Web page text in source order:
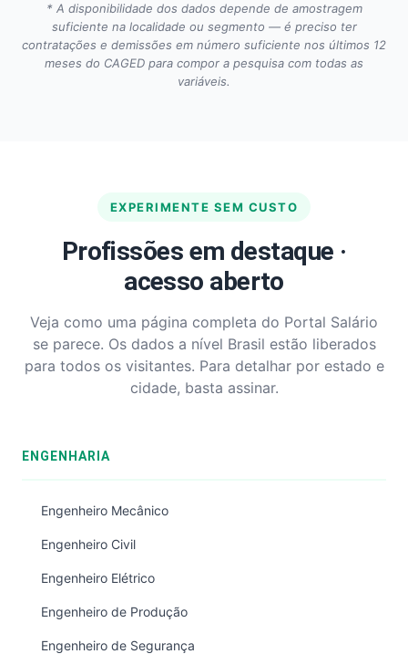
* A disponibilidade dos dados depende de amostragem
suficiente na localidade ou segmento — é preciso ter
contratações e demissões em número suficiente nos últimos 12
meses do CAGED para compor a pesquisa com todas as
variáveis.
EXPERIMENTE SEM CUSTO
Profissões em destaque ·
acesso aberto
Veja como uma página completa do Portal Salário
se parece. Os dados a nível Brasil estão liberados
para todos os visitantes. Para detalhar por estado e
cidade, basta assinar.
ENGENHARIA
Engenheiro Mecânico
Engenheiro Civil
Engenheiro Elétrico
Engenheiro de Produção
Engenheiro de Segurança